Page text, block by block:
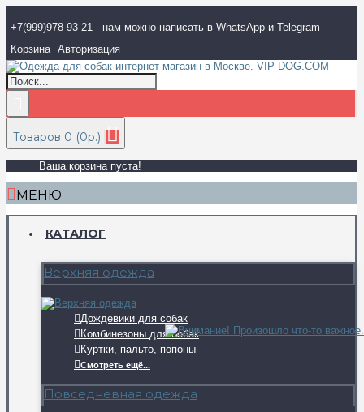
+7(999)978-93-21 - нам можно написать в WhatsApp и Telegram
Корзина Авторизация
Товаров 0 (0р.)
Ваша корзина пуста!
МЕНЮ
КАТАЛОГ
Верхняя одежда
Дождевики для собак
Комбинезоны для собак
Куртки, пальто, попоны
Смотреть ещё...
Повседневная одежда